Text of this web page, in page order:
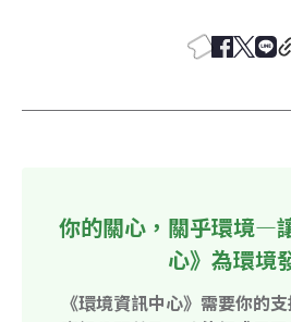
你的關心，關乎環境—
心》為環境
《環境資訊中心》需要你的